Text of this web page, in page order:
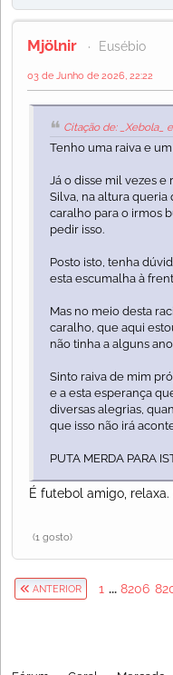
Mjölnir Eusébio
03 de Junho de 2026, 22:22
Citação de: _Xebola_
Tenho uma raiva e
Já o disse mil vezes
Silva, na altura
caralho para o irmos
pedir isso.
Posto isto, tenha
esta escumalha à
Mas no meio desta
caralho, que aqui
não tinha a alguns
Sinto raiva de mim
e a esta esperança
diversas alegrias,
que isso não irá
PUTA MERDA PARA
É futebol amigo,
(1 gosto)
ANTERIOR 1 ... 8206